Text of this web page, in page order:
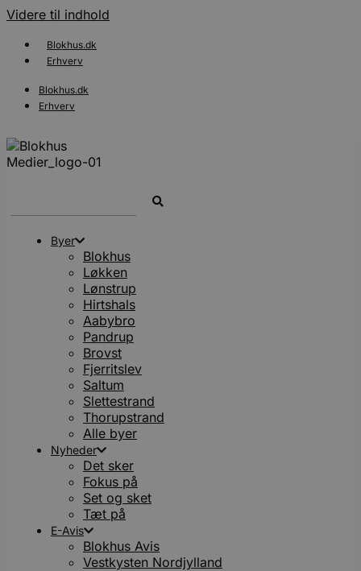
Videre til indhold
Blokhus.dk
Erhverv
Blokhus.dk
Erhverv
Byer
Blokhus
Løkken
Lønstrup
Hirtshals
Aabybro
Pandrup
Brovst
Fjerritslev
Saltum
Slettestrand
Thorupstrand
Alle byer
Nyheder
Det sker
Fokus på
Set og sket
Tæt på
E-Avis
Blokhus Avis
Vestkysten Nordjylland